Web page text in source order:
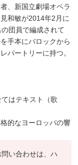
、新国立劇場オペラ
和敏が2014年2月に
団員で編成されて
手本にバロックから
パートリーに持つ。
はテキスト（歌
的なヨーロッパの響
い合わせは、ハ